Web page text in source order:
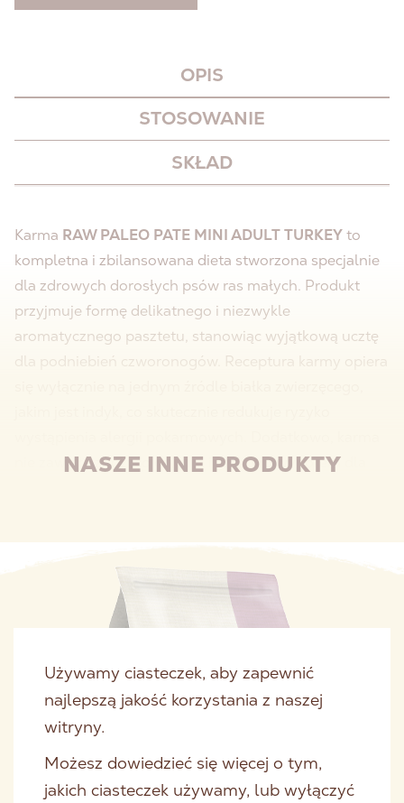
OPIS
STOSOWANIE
SKŁAD
Karma RAW PALEO PATE MINI ADULT TURKEYto
kompletna i zbilansowana dieta stworzona specjalnie
dla zdrowych dorosłych psów ras małych. Produkt
przyjmuje formę delikatnego i niezwykle
aromatycznego pasztetu, stanowiąc wyjątkową ucztę
dla podniebień czworonogów. Receptura karmy opiera
nie zawiera zbóż, co czyni ją idealnym wyborem dla
NASZE INNE PRODUKTY
Używamy ciasteczek, aby zapewnić
najlepszą jakość korzystania z naszej
witryny.
Możesz dowiedzieć się więcej o tym,
jakich ciasteczek używamy, lub wyłączyć